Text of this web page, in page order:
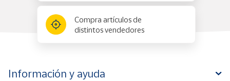
Compra artículos de
distintos vendedores
Información y ayuda